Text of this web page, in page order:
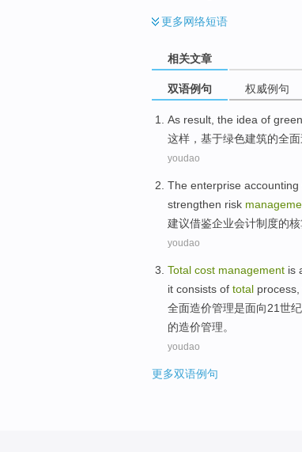
更多网络短语
相关文章
双语例句 权威例句
As result, the idea of green
这样，基于绿色建筑的全面
youdao
The enterprise accounting
strengthen risk
建议借鉴企业会计制度的
youdao
Total cost management is
it consists of total process
全面造价管理是面向21世纪
的造价管理。
youdao
更多双语例句